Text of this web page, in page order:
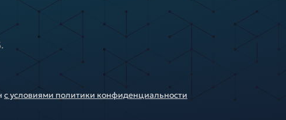
с условиями политики конфиденциальности